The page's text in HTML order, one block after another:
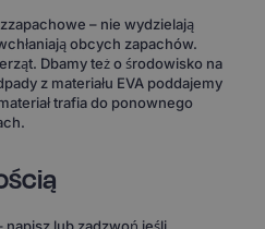
– nie wydzielają
obcych zapachów.
Dbamy też o środowisko na
z materiału EVA poddajemy
trafia do ponownego